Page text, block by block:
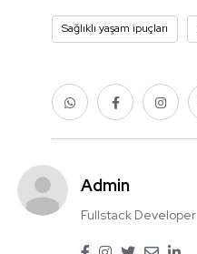
Sağlıklı yaşam ipuçları
Admin
Fullstack Developer